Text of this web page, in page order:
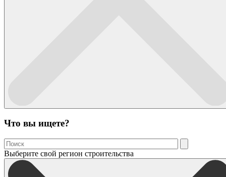
Что вы ищете?
Выберите свой регион строительства